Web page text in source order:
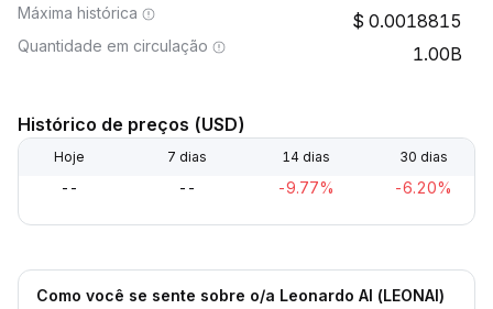
Máxima histórica 0.0018815
Quantidade em circulação 1.00B
Histórico de preços (USD)
Hoje 7 dias 14 dias 30 dias
-- -- -9.77% -6.20%
Como você se sente sobre o/a Leonardo AI (LEONAI)